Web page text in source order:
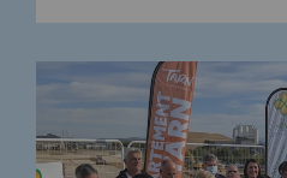
QVCT
Sécurité
Sécurité
PARI 2035, le